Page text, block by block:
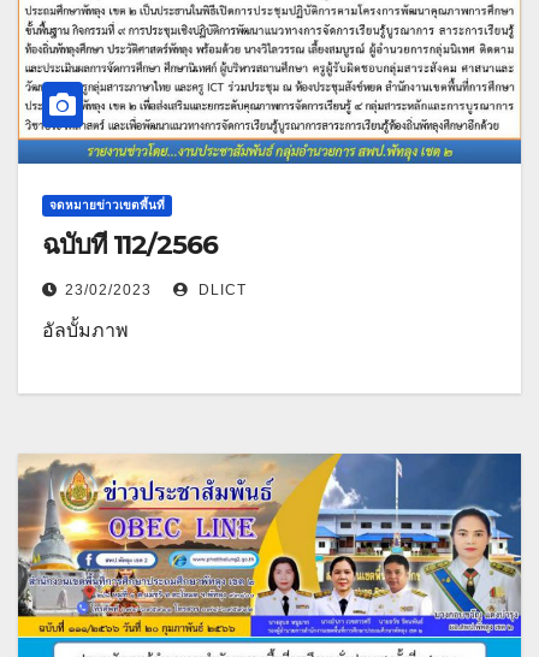
จดหมายข่าวเขตพื้นที่
ฉบับที่ 112/2566
23/02/2023 DLICT
อัลบั้มภาพ